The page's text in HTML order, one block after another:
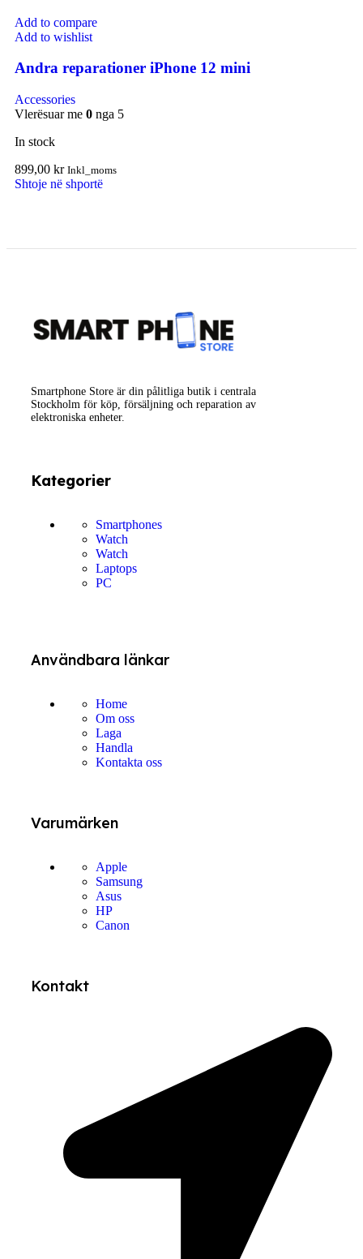
Add to compare
Add to wishlist
Andra reparationer iPhone 12 mini
Accessories
Vlerësuar me 0 nga 5
In stock
899,00 kr Inkl_moms
Shtoje në shportë
Smartphone Store är din pålitliga butik i centrala
Stockholm för köp, försäljning och reparation av
elektroniska enheter.
Kategorier
Smartphones
Watch
Watch
Laptops
PC
Användbara länkar
Home
Om oss
Laga
Handla
Kontakta oss
Varumärken
Apple
Samsung
Asus
HP
Canon
Kontakt